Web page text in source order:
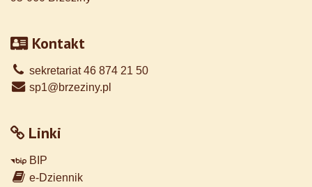
Kontakt
sekretariat 46 874 21 50
sp1@brzeziny.pl
Linki
BIP
e-Dziennik